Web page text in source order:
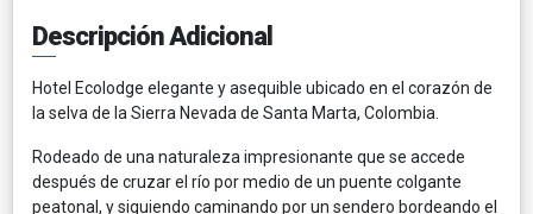
Descripción Adicional
Hotel Ecolodge elegante y asequible ubicado en el corazón de
la selva de la Sierra Nevada de Santa Marta, Colombia.
Rodeado de una naturaleza impresionante que se accede
después de cruzar el río por medio de un puente colgante
peatonal, y siguiendo caminando por un sendero bordeando el